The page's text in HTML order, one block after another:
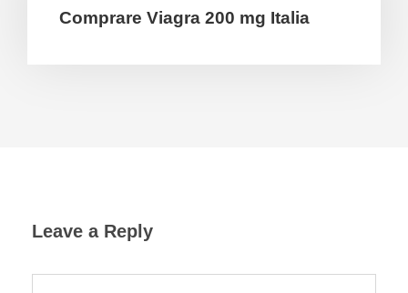
Comprare Viagra 200 mg Italia
Leave a Reply